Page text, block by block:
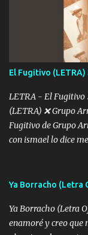
De mi vida...
más Si te sientes
imagino tu sombra
cap la champagne
tú mi hermosa La
pensar... Que tú ya
Intentar... ...
El Fugitivo (LETRA)
LETRA - El Fugitivo
(LETRA) ❌ Grupo
Fugitivo de Grupo
con ismael lo dice
grande traemos la
ofrece también
cinto y radios
Ya Borracho (Letra
Ya Borracho (Letra
enamoré y creo que